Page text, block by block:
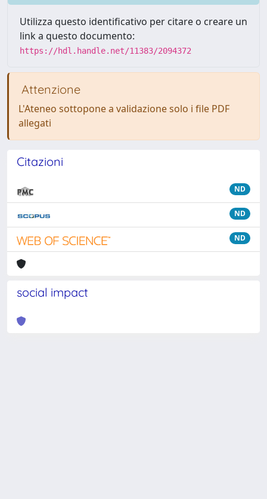
Utilizza questo identificativo per citare o creare un
link a questo documento:
https://hdl.handle.net/11383/2094372
Attenzione
L'Ateneo sottopone a validazione solo i file PDF
allegati
Citazioni
ND
ND
ND
social impact